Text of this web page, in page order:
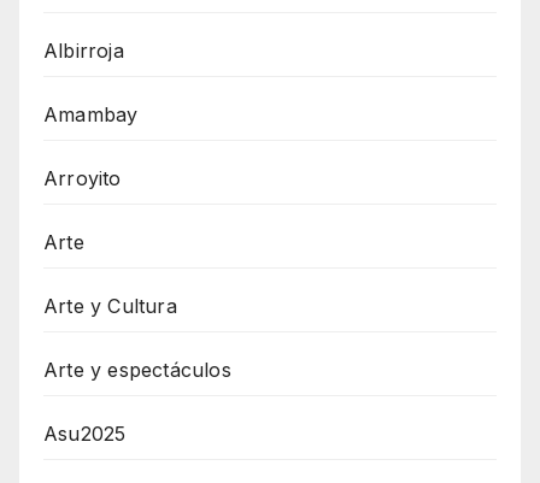
Albirroja
Amambay
Arroyito
Arte
Arte y Cultura
Arte y espectáculos
Asu2025